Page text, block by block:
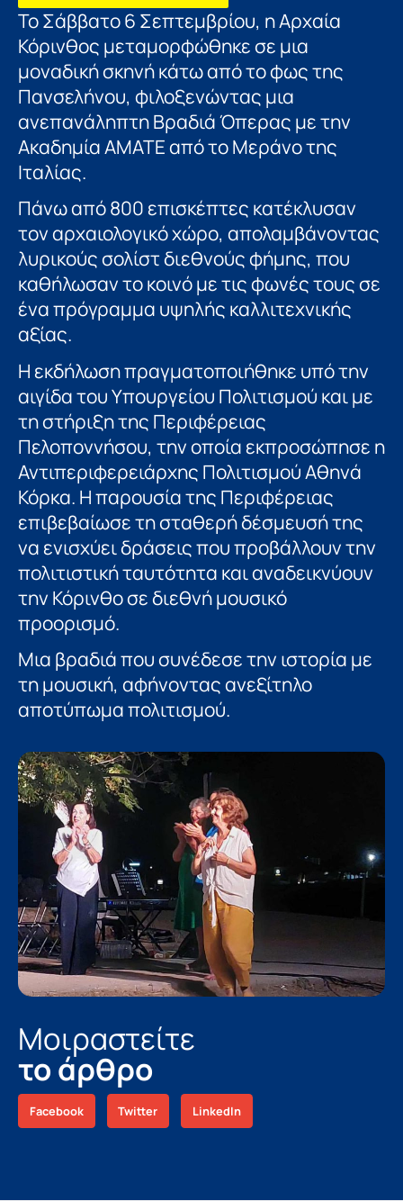
Το Σάββατο 6 Σεπτεμβρίου, η Αρχαία
Κόρινθος μεταμορφώθηκε σε μια
μοναδική σκηνή κάτω από το φως της
Πανσελήνου, φιλοξενώντας μια
ανεπανάληπτη Βραδιά Όπερας με την
Ακαδημία ΑΜΑΤΕ από το Μεράνο της
Ιταλίας.
Πάνω από 800 επισκέπτες κατέκλυσαν
τον αρχαιολογικό χώρο, απολαμβάνοντας
λυρικούς σολίστ διεθνούς φήμης, που
καθήλωσαν το κοινό με τις φωνές τους σε
ένα πρόγραμμα υψηλής καλλιτεχνικής
αξίας.
Η εκδήλωση πραγματοποιήθηκε υπό την
αιγίδα του Υπουργείου Πολιτισμού και με
τη στήριξη της Περιφέρειας
Πελοποννήσου, την οποία εκπροσώπησε η
Αντιπεριφερειάρχης Πολιτισμού Αθηνά
Κόρκα. Η παρουσία της Περιφέρειας
επιβεβαίωσε τη σταθερή δέσμευσή της
να ενισχύει δράσεις που προβάλλουν την
πολιτιστική ταυτότητα και αναδεικνύουν
την Κόρινθο σε διεθνή μουσικό
προορισμό.
Μια βραδιά που συνέδεσε την ιστορία με
τη μουσική, αφήνοντας ανεξίτηλο
αποτύπωμα πολιτισμού.
Μοιραστείτε
το άρθρο
Facebook Twitter LinkedIn